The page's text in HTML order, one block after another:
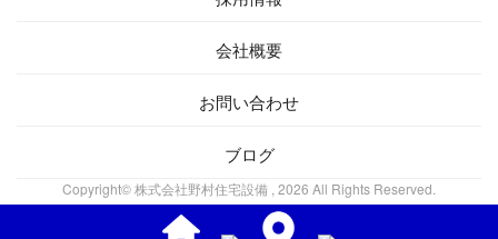
会社概要
お問い合わせ
ブログ
Copyright© 株式会社野村住宅設備 , 2026 All Rights Reserved.